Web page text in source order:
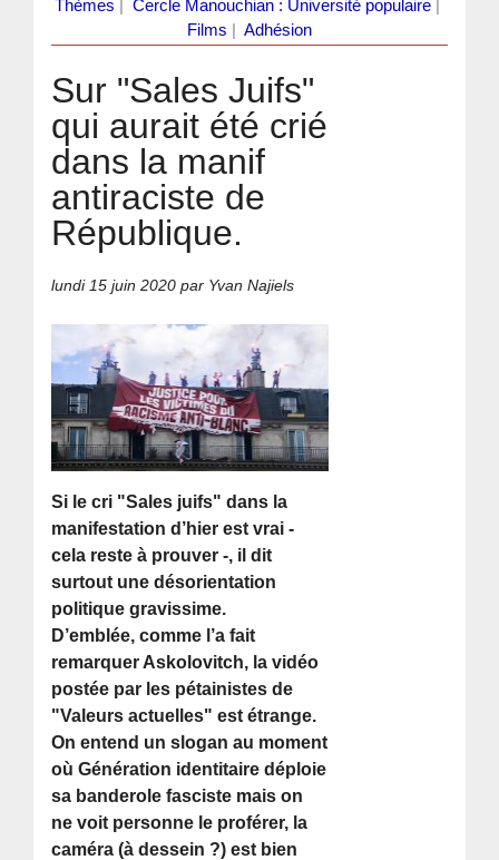
Thèmes
Cercle Manouchian : Université populaire
Films
Adhésion
Sur "Sales Juifs"
qui aurait été crié
dans la manif
antiraciste de
République.
lundi 15 juin 2020 par Yvan Najiels
Si le cri "Sales juifs" dans la
manifestation d’hier est vrai -
cela reste à prouver -, il dit
surtout une désorientation
politique gravissime.
D’emblée, comme l’a fait
remarquer Askolovitch, la vidéo
postée par les pétainistes de
"Valeurs actuelles" est étrange.
On entend un slogan au moment
où Génération identitaire déploie
sa banderole fasciste mais on
ne voit personne le proférer, la
caméra (à dessein ?) est bien